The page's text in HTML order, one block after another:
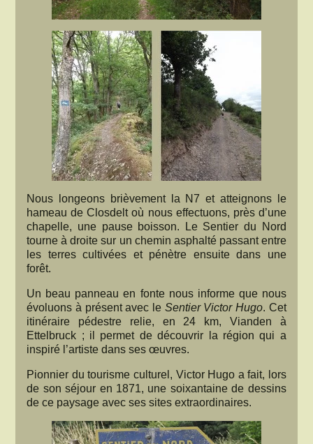
Nous longeons brièvement la N7 et atteignons le
hameau de Closdelt où nous effectuons, près d’une
chapelle, une pause boisson. Le Sentier du Nord
tourne à droite sur un chemin asphalté passant entre
les terres cultivées et pénètre ensuite dans une
forêt.
Un beau panneau en fonte nous informe que nous
évoluons à présent avec le Sentier Victor Hugo. Cet
itinéraire pédestre relie, en 24 km, Vianden à
Ettelbruck ; il permet de découvrir la région qui a
inspiré l’artiste dans ses œuvres.
Pionnier du tourisme culturel, Victor Hugo a fait, lors
de son séjour en 1871, une soixantaine de dessins
de ce paysage avec ses sites extraordinaires.